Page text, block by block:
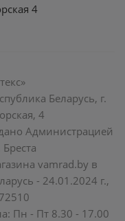
4
Беларусь, г.
4
Администрацией
vamrad.by в
- 24.01.2024 г.,
Пн - Пт 8.30 - 17.00